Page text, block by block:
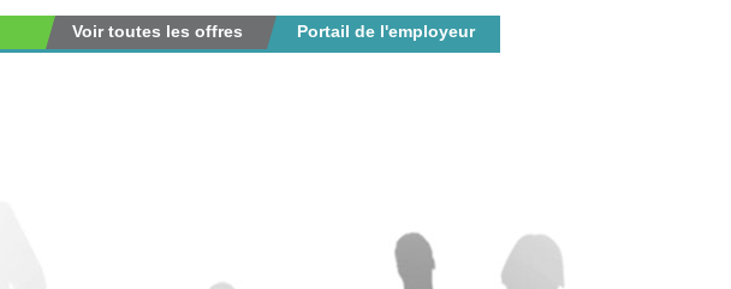
Portail de l'employeur
Voir toutes les offres